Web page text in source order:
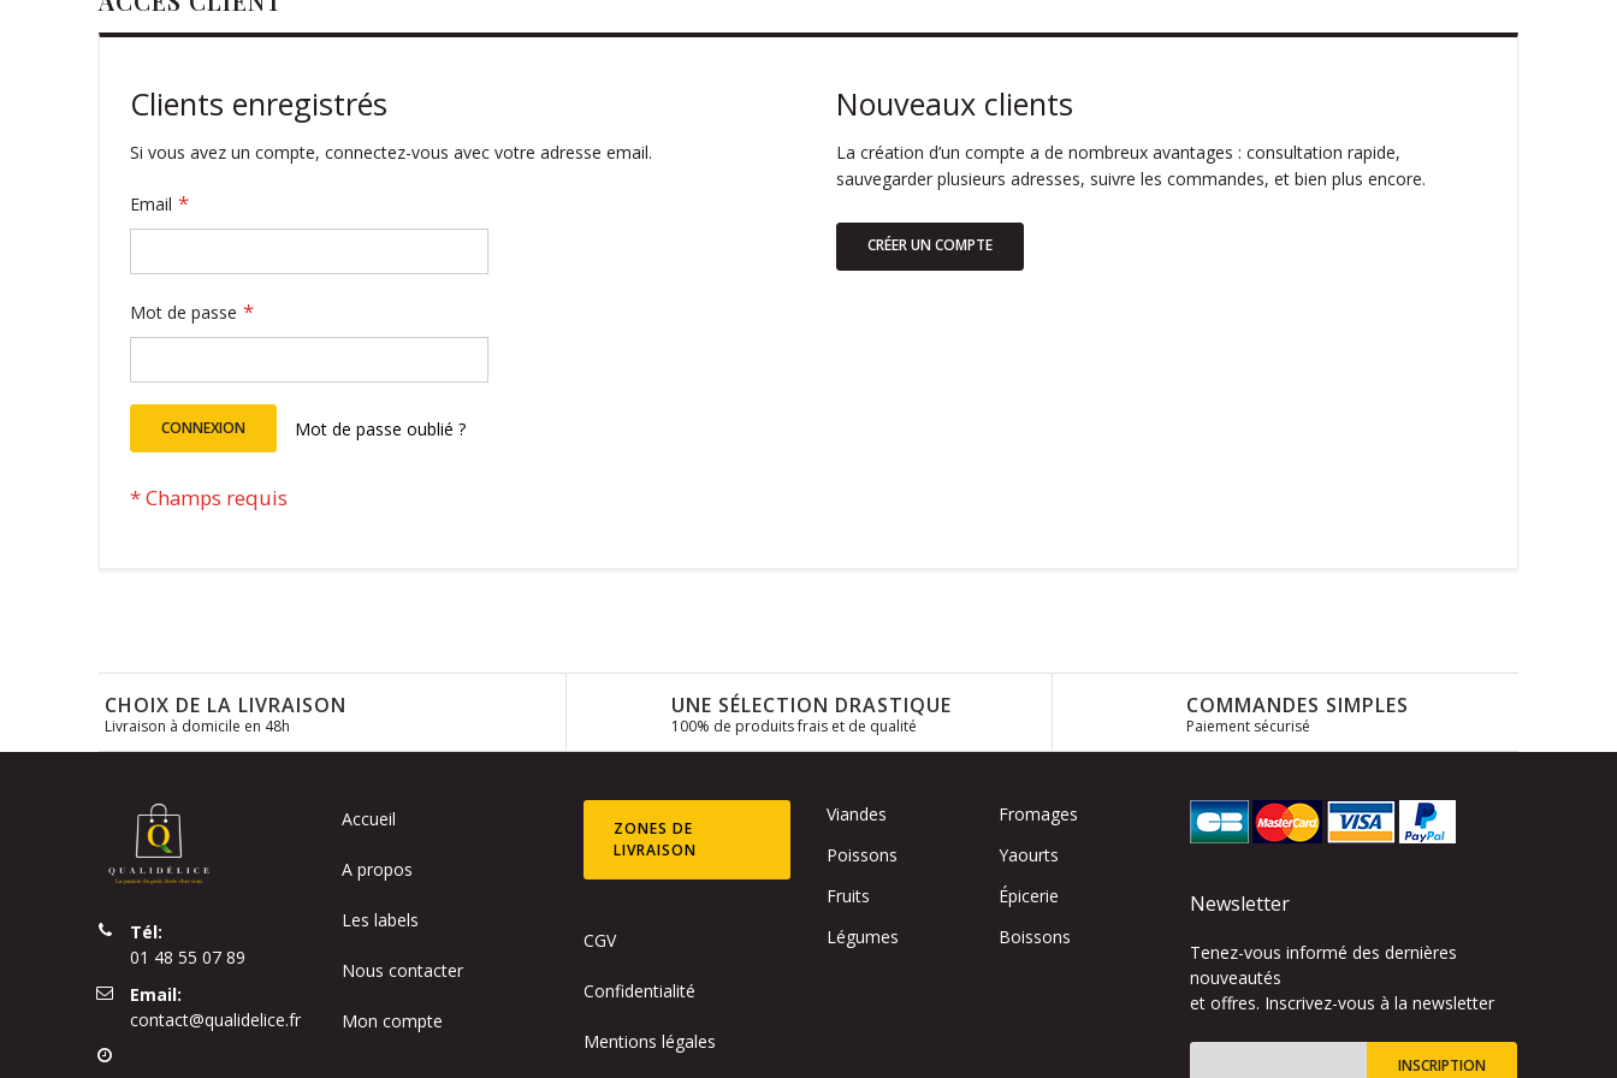
Clients enregistrés
Si vous avez un compte, connectez-vous avec votre adresse email.
Email
Mot de passe
CONNEXION Mot de passe oublié ?
Nouveaux clients
La création d’un compte a de nombreux avantages : consultation rapide,
sauvegarder plusieurs adresses, suivre les commandes, et bien plus encore.
CRÉER UN COMPTE
CHOIX DE LA LIVRAISON
Livraison à domicile en 48h
UNE SÉLECTION DRASTIQUE
100% de produits frais et de qualité
COMMANDES SIMPLES
Paiement sécurisé
Tél:
01 48 55 07 89
Email:
contact@qualidelice.fr
Accueil
A propos
Les labels
Nous contacter
Mon compte
ZONES DE
LIVRAISON
CGV
Confidentialité
Mentions légales
Viandes
Poissons
Fruits
Légumes
Fromages
Yaourts
Épicerie
Boissons
Newsletter
Tenez-vous informé des dernières
nouveautés
et offres. Inscrivez-vous à la newsletter
INSCRIPTION